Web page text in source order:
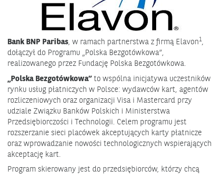
Bank BNP Paribas, w ramach partnerstwa z firmą Elavon1,
dołączył do Programu „Polska Bezgotówkowa”,
realizowanego przez Fundację Polska Bezgotówkowa.
„Polska Bezgotówkowa” to wspólna inicjatywa uczestników
rynku usług płatniczych w Polsce: wydawców kart, agentów
rozliczeniowych oraz organizacji Visa i Mastercard przy
udziale Związku Banków Polskich i Ministerstwa
Przedsiębiorczości i Technologii. Celem programu jest
rozszerzanie sieci placówek akceptujących karty płatnicze
oraz wprowadzanie nowości technologicznych wspierających
akceptację kart.
Program skierowany jest do przedsiębiorców, którzy chcą